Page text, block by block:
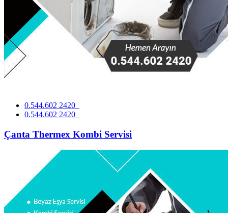
0.544.602 2420
0.544.602 2420
Çanta Thermex Kombi Servisi